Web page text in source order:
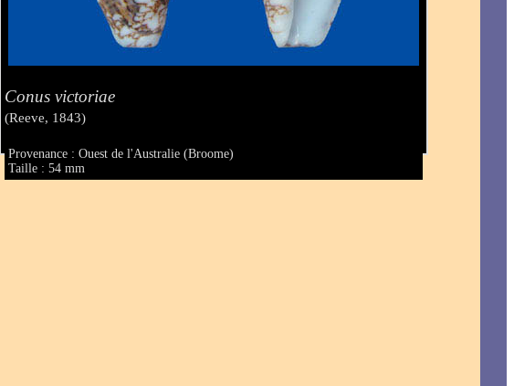
Conus victoriae
(Reeve, 1843)
Provenance : Ouest de l'Australie (Broome)
Taille : 54 mm